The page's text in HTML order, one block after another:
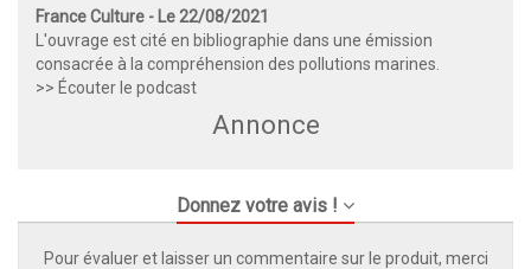
France Culture - Le 22/08/2021
L'ouvrage est cité en bibliographie dans une émission
consacrée à la compréhension des pollutions marines.
>> Écouter le podcast
Annonce
Donnez votre avis !
Pour évaluer et laisser un commentaire sur le produit, merci